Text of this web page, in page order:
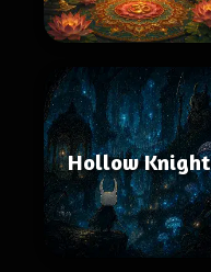
Hollow Knight